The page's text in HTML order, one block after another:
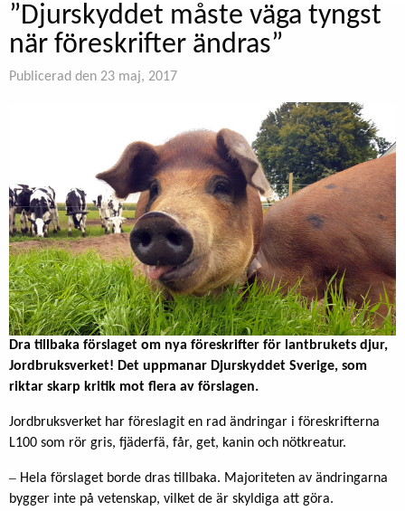
”Djurskyddet måste väga tyngst
när föreskrifter ändras”
Publicerad den 23 maj, 2017
Dra tillbaka förslaget om nya föreskrifter för lantbrukets djur,
Jordbruksverket! Det uppmanar Djurskyddet Sverige, som
riktar skarp kritik mot flera av förslagen.
Jordbruksverket har föreslagit en rad ändringar i föreskrifterna
L100 som rör gris, fjäderfä, får, get, kanin och nötkreatur.
– Hela förslaget borde dras tillbaka. Majoriteten av ändringarna
bygger inte på vetenskap, vilket de är skyldiga att göra.